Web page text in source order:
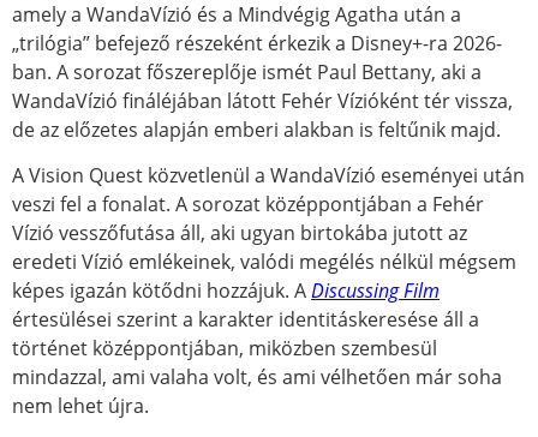
amely a WandaVízió és a Mindvégig Agatha után a
„trilógia” befejező részeként érkezik a Disney+-ra 2026-
ban. A sorozat főszereplője ismét Paul Bettany, aki a
WandaVízió fináléjában látott Fehér Vízióként tér vissza,
de az előzetes alapján emberi alakban is feltűnik majd.
A Vision Quest közvetlenül a WandaVízió eseményei után
veszi fel a fonalat. A sorozat középpontjában a Fehér
Vízió vesszőfutása áll, aki ugyan birtokába jutott az
eredeti Vízió emlékeinek, valódi megélés nélkül mégsem
képes igazán kötődni hozzájuk. ADiscussing Film
értesülései szerint a karakter identitáskeresése áll a
történet középpontjában, miközben szembesül
mindazzal, ami valaha volt, és ami vélhetően már soha
nem lehet újra.